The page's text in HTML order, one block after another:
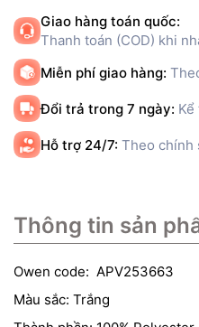
Giao hàng toán quốc:
Thanh toán (COD) khi
Miễn phí giao hàng:
Đổi trả trong 7 ngày: Kể
Hỗ trợ 24/7: Theo chính
Thông tin sản
Owen code: APV253663
Màu sắc: Trắng